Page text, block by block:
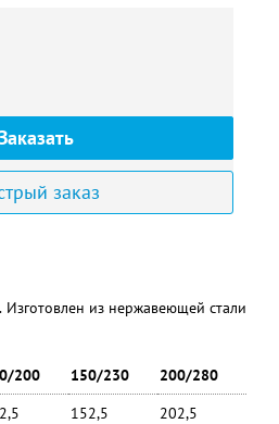
заказ
из нержавеющей стали
200 150/230
200/280
152,5
202,5